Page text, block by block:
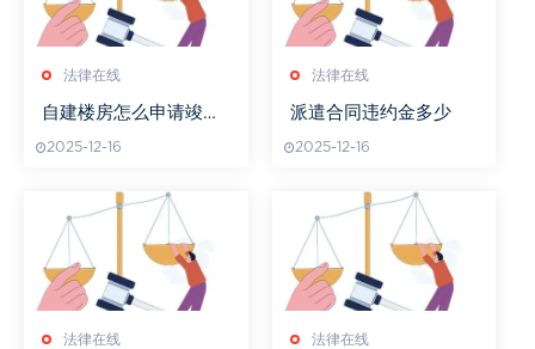
法律在线
自建楼房怎么申请竣工
2025-12-16
法律在线
派遣合同违约金多少
2025-12-16
法律在线 法律在线